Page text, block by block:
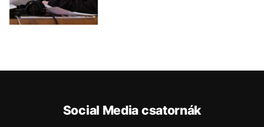
Social Media csatornák